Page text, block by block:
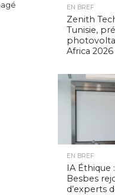
EN BREF
Zenith
Tunisie,
Africa 2026
EN BREF
IA Éthique
Besbes
d’experts